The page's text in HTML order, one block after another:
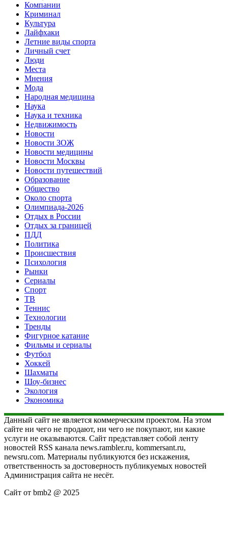
Компании
Криминал
Культура
Лайфхаки
Летние виды спорта
Личный счет
Люди
Места
Мнения
Мода
Народная медицина
Наука
Наука и техника
Недвижимость
Новости
Новости ЗОЖ
Новости медицины
Новости Москвы
Новости путешествий
Образование
Общество
Около спорта
Олимпиада-2026
Отдых в России
Отдых за границей
ПДД
Политика
Происшествия
Психология
Рынки
Сериалы
Спорт
ТВ
Теннис
Технологии
Тренды
Фигурное катание
Фильмы и сериалы
Футбол
Хоккей
Шахматы
Шоу-бизнес
Экология
Экономика
Данный сайт не является коммерческим проектом. На этом
сайте ни чего не продают, ни чего не покупают, ни какие
услуги не оказываются. Сайт представляет собой ленту
новостей RSS канала news.rambler.ru, kommersant.ru,
newsru.com. Материалы публикуются без искажения,
ответственность за достоверность публикуемых новостей
Администрация сайта не несёт.
Сайт от bmb2 @ 2025